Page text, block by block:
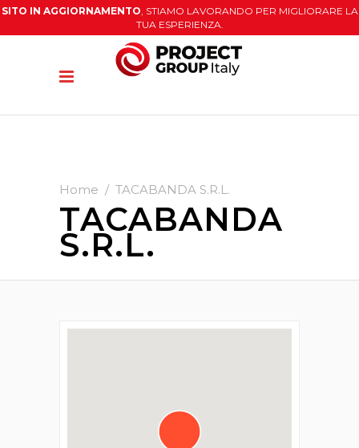
SITO IN AGGIORNAMENTO, STIAMO LAVORANDO PER MIGLIORARE LA
TUA ESPERIENZA.
Home / TACABANDA S.R.L.
TACABANDA
S.R.L.